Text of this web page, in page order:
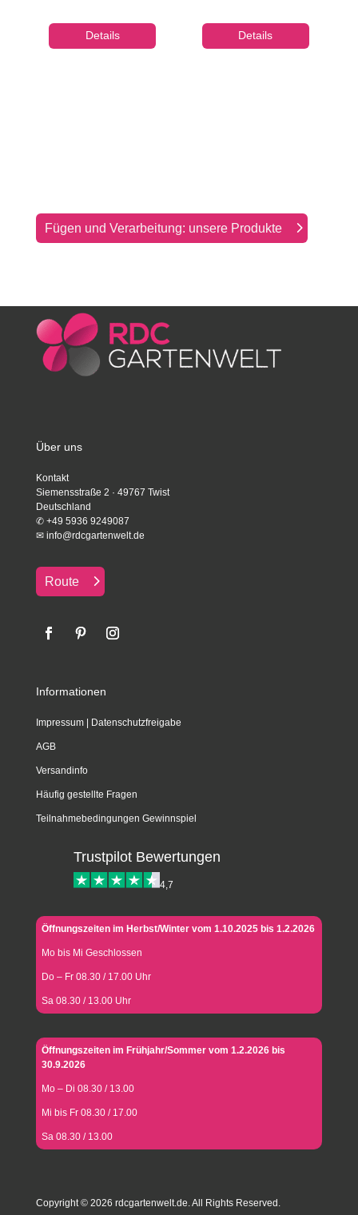
Details Details
Fügen und Verarbeitung: unsere Produkte
Über uns
Kontakt
Siemensstraße 2 · 49767 Twist
Deutschland
✆ +49 5936 9249087
✉ info@rdcgartenwelt.de
Route
Informationen
Impressum| Datenschutzfreigabe
AGB
Versandinfo
Häufig gestellte Fragen
Teilnahmebedingungen Gewinnspiel
Trustpilot Bewertungen
4,7
Öffnungszeiten im Herbst/Winter vom 1.10.2025 bis 1.2.2026
Mo bis Mi Geschlossen
Do – Fr 08.30 / 17.00 Uhr
Sa 08.30 / 13.00 Uhr
Öffnungszeiten im Frühjahr/Sommer vom 1.2.2026 bis
30.9.2026
Mo – Di 08.30 / 13.00
Mi bis Fr 08.30 / 17.00
Sa 08.30 / 13.00
Copyright © 2026 rdcgartenwelt.de. All Rights Reserved.